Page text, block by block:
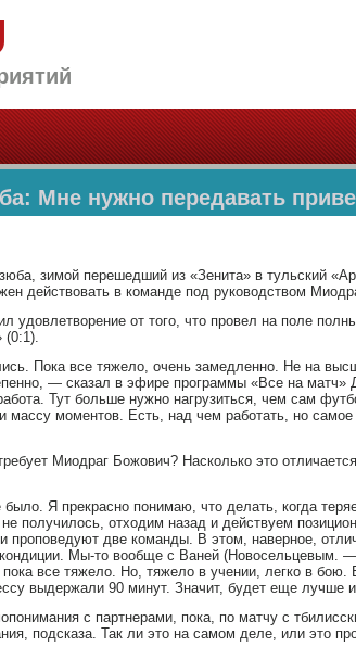
Мне нужно передавать
зимой перешедший из «Зенита» в тульский
действовать в команде под руководством
удовлетворение от того, что провел на поле
(0:1).
Пока все тяжело, очень замедленно. Не на
— сказал в эфире программы «Все на
Тут больше нужно нагрузиться, чем сам
массу моментов. Есть, над чем работать, но
Миодраг Божович? Насколько это
Я прекрасно понимаю, что делать, когда
получилось, отходим назад и действуем
проповедуют две команды. В этом, наверное,
кондиции. Мы-то вообще с Ваней (Новосельцевым.
все тяжело. Но, тяжело в учении, легко в бою.
выдержали 90 минут. Значит, будет еще лучше
с партнерами, пока, по матчу с
подсказа. Так ли это на самом деле, или это